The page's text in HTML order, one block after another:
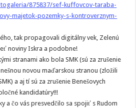
875837/sef-kuffovcov-taraba-
majetok-pozemky-s-kontroverznym-
tak propagovali digitálny vek, Zelenú
noviny Iskra a podobne!
stranami ako bola SMK (sú za zrušenie
novou maďarskou stranou (zložili
a aj tí sú za zrušenie Benešovych
kandidatúry!!!
a čo vás presvedčilo sa spojiť s Rudom